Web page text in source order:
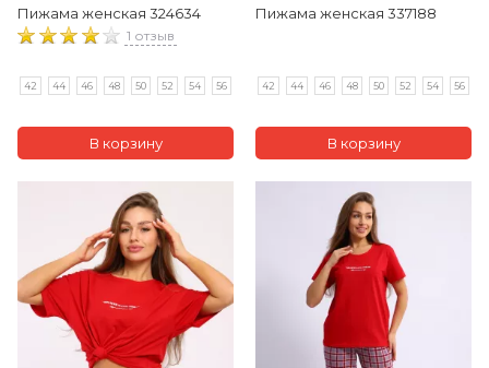
Пижама женская 324634
1 отзыв
42 44 46 48 50 52 54 56
Пижама женская 337188
42 44 46 48 50 52 54 56